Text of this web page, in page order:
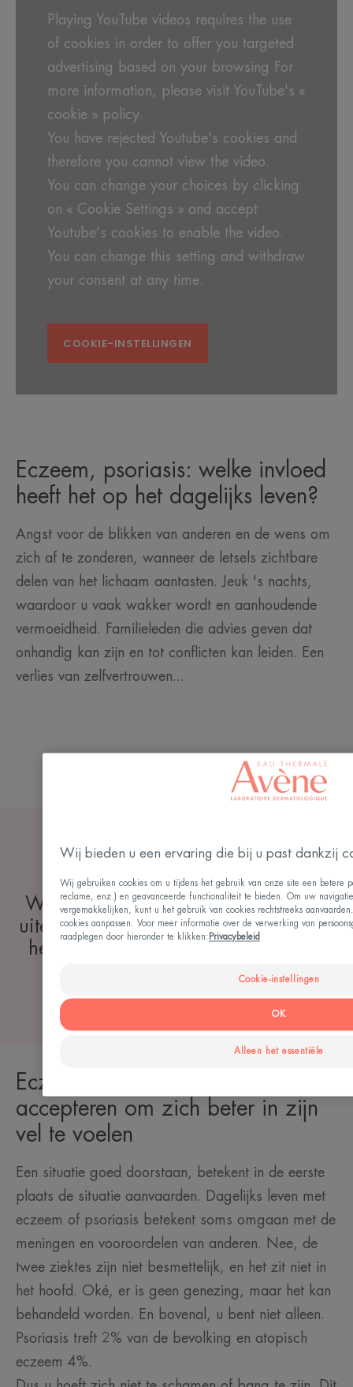
Playing YouTube videos requires the use
of cookies in order to offer you targeted
advertising based on your browsing For
more information, please visit YouTube's «
cookie » policy.
You have rejected Youtube's cookies and
therefore you cannot view the video.
You can change your choices by clicking
on « Cookie Settings » and accept
Youtube's cookies to enable the video.
You can change this setting and withdraw
your consent at any time.
COOKIE-INSTELLINGEN
Eczeem, psoriasis: welke invloed
heeft het op het dagelijks leven?
Angst voor de blikken van anderen en de wens om
zich af te zonderen, wanneer de letsels zichtbare
delen van het lichaam aantasten. Jeuk 's nachts,
waardoor u vaak wakker wordt en aanhoudende
vermoeidheid. Familieleden die advies geven dat
onhandig kan zijn en tot conflicten kan leiden. Een
verlies van zelfvertrouwen...
We leven in een maatschappij waar
uiterlijk belangrijk is. Als men ziet dat
het lichaam is aangetast, is het nog
moeilijker te verdragen.
Eczeem, psoriasis: uzelf
accepteren om zich beter in zijn
vel te voelen
Een situatie goed doorstaan, betekent in de eerste
plaats de situatie aanvaarden. Dagelijks leven met
eczeem of psoriasis betekent soms omgaan met de
meningen en vooroordelen van anderen. Nee, de
twee ziektes zijn niet besmettelijk, en het zit niet in
het hoofd. Oké, er is geen genezing, maar het kan
behandeld worden. En bovenal, u bent niet alleen.
Psoriasis treft 2% van de bevolking en atopisch
eczeem 4%.
Wij bieden u een ervaring die bij u past dankzij
Wij gebruiken cookies om u tijdens het gebruik van onze site een betere
reclame, enz.) en geavanceerde functionaliteit te bieden. Om uw
vergemakkelijken, kunt u het gebruik van cookies rechtstreeks
cookies aanpassen. Voor meer informatie over de verwerking van
raadplegen door hieronder te klikken: Privacybeleid
Cookie-instellingen
Alleen het essentiële
OK